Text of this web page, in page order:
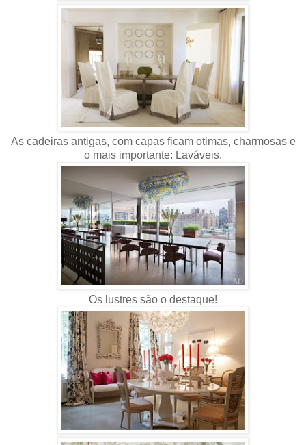
As cadeiras antigas, com capas ficam otimas, charmosas e
o mais importante: Laváveis.
Os lustres são o destaque!